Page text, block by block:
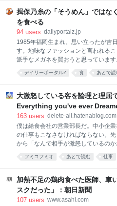
薬を投与し、患者自身の腸内細菌を
定着するかを確かめた。すると、5人
られ、反応が出るまでに4粒を超える
めたことを示唆する結果が出た。改
15人中6人で、安全性の問題は報告さ
ームは過去の研究で、食物アレルギ
を、アレルギーを起こしやすい系統の
をいくつか特定
揖保乃糸の「そうめん」ではな
を食べる
94 users dailyportalz.jp
1985年福岡生まれ。思い立ったが吉
す。地味なファッションと言われるこ
派手なメガネを買おうと思っていま
wiki） 前の記事：かつて日本にも生息
ザメを食べる ＞ 個人サイト ＞note 揖
たくなる。糸のように細く、雲のよう
は夏を代表する、涼を感じることがで
食べると実に美味しい。ツルツルとい
んと言えば「揖保乃糸」。その存在
だろう。実は揖保乃糸は一社で作っ
い。兵庫県手延素麺協同組合の商標だ
「播磨国揖東西両郡素麺営業組合」
る。組
デイリーポータルZ 食 あとで読
大激怒している客を論理と理屈
Everything you've ever
163 users delete-all.hatenablog.com
僕は給食会社の営業部長だ。中小企
の仕事もこなさなければならない。
から「なんで相手が激怒しているの
とかしてくれ」と泣きつかれて後処
「あなたが相手から嫌われているだ
の悪いことは聞こえないみたいだ。
ーム対応で向かった客先で理不尽なほ
たらしい。 問題はS県で給食業務を受
フミコフミオ あとで読む 仕事
加熱不足の鶏肉食べた医師、車
スクだった」：朝日新聞
107 users www.asahi.com